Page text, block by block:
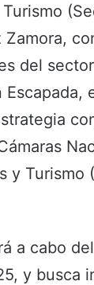
del
Escapada,
y Turismo
a cabo
y busca